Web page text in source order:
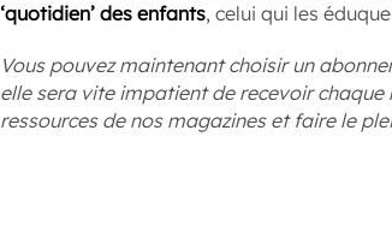
‘quotidien’ des enfants, celui qui les
Vous pouvez maintenant choisir un
elle sera vite impatient de recevoir
ressources de nos magazines et faire le